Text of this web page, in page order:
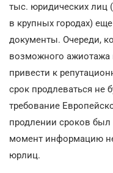
тыс. юридических лиц
в крупных городах)
документы. Очереди,
возможного ажиотажа
привести к
срок продлеваться не
требование
продлении сроков
момент информацию
юрлиц.